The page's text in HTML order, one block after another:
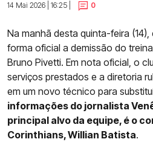
14 Mai 2026 | 16:25 |
0
Na manhã desta quinta-feira
forma oficial a demissão do
Bruno Pivetti. Em nota oficial, o
serviços prestados e a diretoria
em um novo técnico para
informações do jornalista
principal alvo da equipe, é o
Corinthians, Willian Batista.